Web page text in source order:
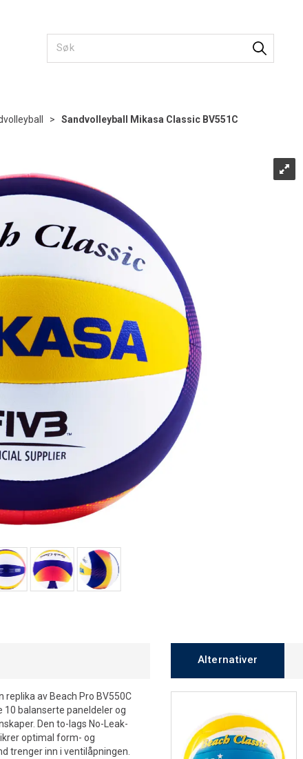
> Sandvolleyball Mikasa Classic BV551C
replika av Beach Pro BV550C
balanserte paneldeler og
Den to-lags No-Leak-
optimal form- og
trenger inn i ventilåpningen.
Alternativer